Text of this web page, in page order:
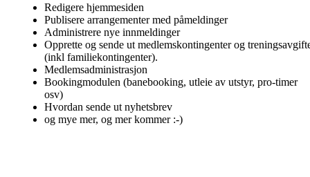
Redigere hjemmesiden
Publisere arrangementer med påmeldinger
Administrere nye innmeldinger
Opprette og sende ut medlemskontingenter og
(inkl familiekontingenter).
Medlemsadministrasjon
Bookingmodulen (banebooking, utleie av utstyr, pro-timer
osv)
Hvordan sende ut nyhetsbrev
og mye mer, og mer kommer :-)